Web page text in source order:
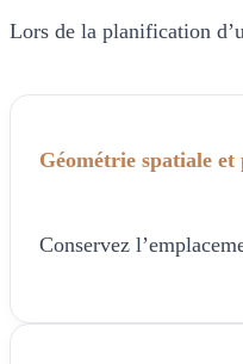
Lors de la planification
Géométrie spatiale
Conservez